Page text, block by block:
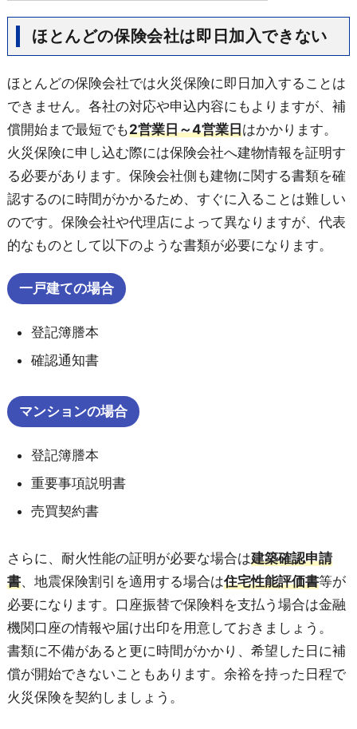
ほとんどの保険会社は即日加入できない
ほとんどの保険会社では火災保険に即日加入することは
できません。各社の対応や申込内容にもよりますが、補
償開始まで最短でも2営業日～4営業日はかかります。
火災保険に申し込む際には保険会社へ建物情報を証明す
る必要があります。保険会社側も建物に関する書類を確
認するのに時間がかかるため、すぐに入ることは難しい
のです。保険会社や代理店によって異なりますが、代表
的なものとして以下のような書類が必要になります。
一戸建ての場合
登記簿謄本
確認通知書
マンションの場合
登記簿謄本
重要事項説明書
売買契約書
さらに、耐火性能の証明が必要な場合は建築確認申請
書、地震保険割引を適用する場合は住宅性能評価書等が
必要になります。口座振替で保険料を支払う場合は金融
機関口座の情報や届け出印を用意しておきましょう。
書類に不備があると更に時間がかかり、希望した日に補
償が開始できないこともあります。余裕を持った日程で
火災保険を契約しましょう。